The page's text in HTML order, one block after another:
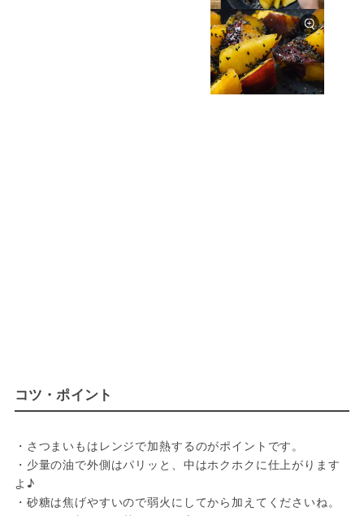
コツ・ポイント
・さつまいもはレンジで加熱するのがポイントです。
・少量の油で外側はパリッと、中はホクホクに仕上がります
よ♪
・砂糖は焦げやすいので弱火にしてから加えてくださいね。